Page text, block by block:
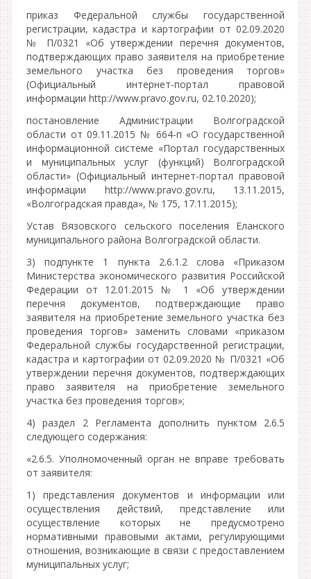
приказ Федеральной службы государственной
регистрации, кадастра и картографии от 02.09.2020
№ П/0321 «Об утверждении перечня документов,
подтверждающих право заявителя на приобретение
земельного участка без проведения торгов»
(Официальный интернет-портал правовой
информации http://www.pravo.gov.ru, 02.10.2020);
постановление Администрации Волгоградской
области от 09.11.2015 № 664-п «О государственной
информационной системе «Портал государственных
и муниципальных услуг (функций) Волгоградской
области» (Официальный интернет-портал правовой
информации http://www.pravo.gov.ru, 13.11.2015,
«Волгоградская правда», № 175, 17.11.2015);
Устав Вязовского сельского поселения Еланского
муниципального района Волгоградской области.
3) подпункте 1 пункта 2.6.1.2 слова «Приказом
Министерства экономического развития Российской
Федерации от 12.01.2015 № 1 «Об утверждении
перечня документов, подтверждающие право
заявителя на приобретение земельного участка без
проведения торгов» заменить словами «приказом
Федеральной службы государственной регистрации,
кадастра и картографии от 02.09.2020 № П/0321 «Об
утверждении перечня документов, подтверждающих
право заявителя на приобретение земельного
участка без проведения торгов»;
4) раздел 2 Регламента дополнить пунктом 2.6.5
следующего содержания:
«2.6.5. Уполномоченный орган не вправе требовать
от заявителя:
1) представления документов и информации или
осуществления действий, представление или
осуществление которых не предусмотрено
нормативными правовыми актами, регулирующими
отношения, возникающие в связи с предоставлением
муниципальных услуг;